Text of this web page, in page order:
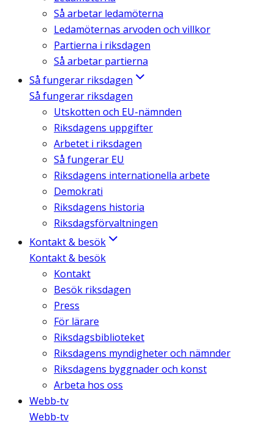
Så arbetar ledamöterna
Ledamöternas arvoden och villkor
Partierna i riksdagen
Så arbetar partierna
Så fungerar riksdagen
Så fungerar riksdagen
Utskotten och EU-nämnden
Riksdagens uppgifter
Arbetet i riksdagen
Så fungerar EU
Riksdagens internationella arbete
Demokrati
Riksdagens historia
Riksdagsförvaltningen
Kontakt & besök
Kontakt & besök
Kontakt
Besök riksdagen
Press
För lärare
Riksdagsbiblioteket
Riksdagens myndigheter och nämnder
Riksdagens byggnader och konst
Arbeta hos oss
Webb-tv
Webb-tv